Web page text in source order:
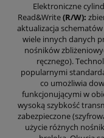
Elektroniczne
Read&Write(R/W):
aktualizacja
wiele innych danych
nośników
ręcznego).
popularnymi
co umożliwia
funkcjonującymi w
wysoką szybkość
zabezpieczone
użycie różnych